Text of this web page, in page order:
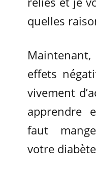
quelles
effets
vivement
apprendre
faut
votre